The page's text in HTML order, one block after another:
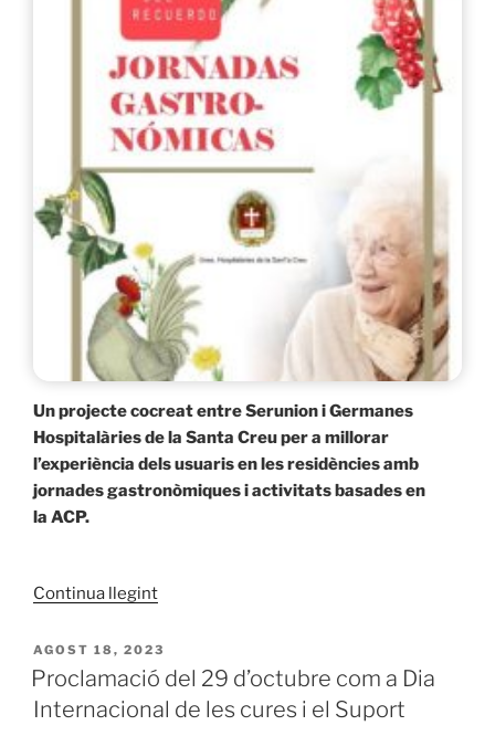
Creu:
Elaborem
pa.»
Un projecte cocreat entre Serunion i Germanes
Hospitalàries de la Santa Creu per a millorar
l’experiència dels usuaris en les residències amb
jornades gastronòmiques i activitats basades en
la ACP.
Continua llegint«Presentació
entrega
de
La
Cuina
PUBLICAT
A
AGOST 18, 2023
Proclamació del 29 d’octubre com a Dia
Internacional de les cures i el Suport